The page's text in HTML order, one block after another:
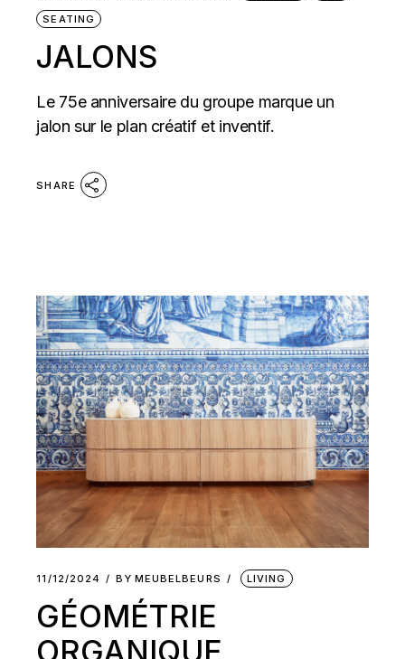
SEATING
JALONS
Le 75e anniversaire du groupe marque un
jalon sur le plan créatif et inventif.
SHARE
11/12/2024 BY MEUBELBEURS LIVING
GÉOMÉTRIE